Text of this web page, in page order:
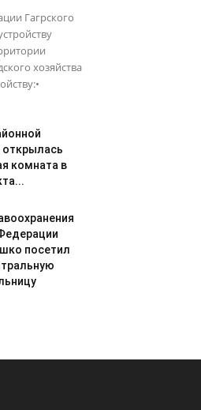
Гагрского
хозяйства
открылась
комната в
посетил